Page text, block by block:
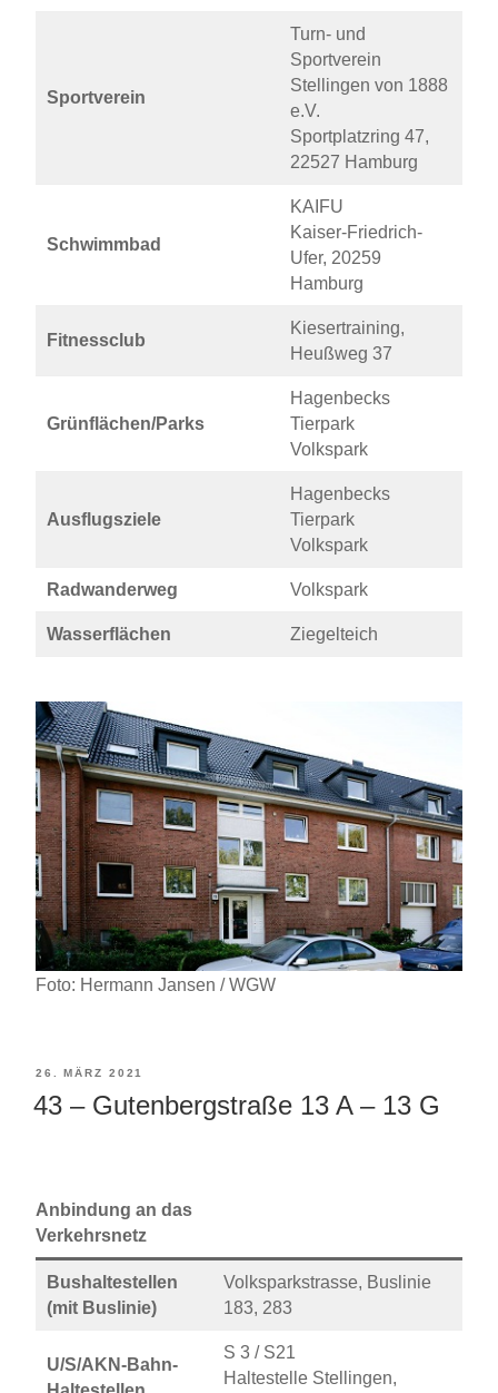
Sportverein
Turn- und
Sportverein
Stellingen von 1888
e.V.
Sportplatzring 47,
22527 Hamburg
Schwimmbad
KAIFU
Kaiser-Friedrich-
Ufer, 20259
Hamburg
Fitnessclub
Kiesertraining,
Heußweg 37
Grünflächen/Parks
Hagenbecks
Tierpark
Volkspark
Ausflugsziele
Hagenbecks
Tierpark
Volkspark
Radwanderweg Volkspark
Wasserflächen Ziegelteich
Foto: Hermann Jansen / WGW
VERÖFFENTLICHT
AM
26. MÄRZ 2021
43 – Gutenbergstraße 13 A – 13 G
Anbindung an das
Verkehrsnetz
Bushaltestellen
(mit Buslinie)
Volksparkstrasse, Buslinie
183, 283
U/S/AKN-Bahn-
S 3 / S21
Haltestelle Stellingen,